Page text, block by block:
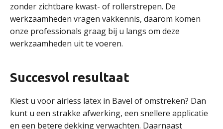
zonder zichtbare kwast- of rollerstrepen. De
werkzaamheden vragen vakkennis, daarom komen
onze professionals graag bij u langs om deze
werkzaamheden uit te voeren.
Succesvol resultaat
Kiest u voor airless latex in Bavel of omstreken? Dan
kunt u een strakke afwerking, een snellere applicatie
en een betere dekking verwachten. Daarnaast